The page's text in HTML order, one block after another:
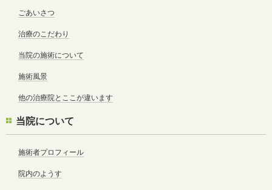
ごあいさつ
治療のこだわり
当院の施術について
施術風景
他の治療院とここが違います
当院について
施術者プロフィール
院内のようす